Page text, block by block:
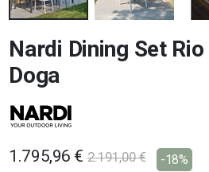
all'inizio
della
galleria
immagini
Nardi Dining Set
Doga
1.795,96 € 2.191,00 € -18%